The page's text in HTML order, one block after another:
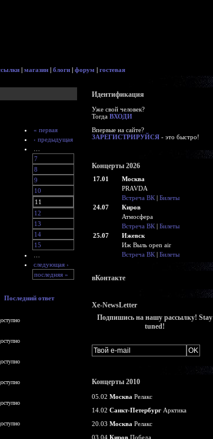
| магазин | блоги | форум | гостевая
« первая
‹ предыдущая
7
8
9
10
11
12
13
14
15
следующая ›
последняя »
Последний ответ
Идентификация
Уже свой человек?
Тогда ВХОДИ
Впервые на сайте?
ЗАРЕГИСТРИРУЙСЯ - это быстро!
Концерты 2026
17.01
Москва
PRAVDA
Встреча ВК | Билеты
24.07
Киров
Атмосфера
Встреча ВК | Билеты
25.07
Ижевск
Иж Выль open air
Встреча ВК | Билеты
вКонтакте
Xe-NewsLetter
Подпишись на нашу рассылку! Stay
tuned!
Концерты 2010
05.02 Москва Релакс
14.02 Санкт-Петербург Арктика
20.03 Москва Релакс
03.04 Киров Победа